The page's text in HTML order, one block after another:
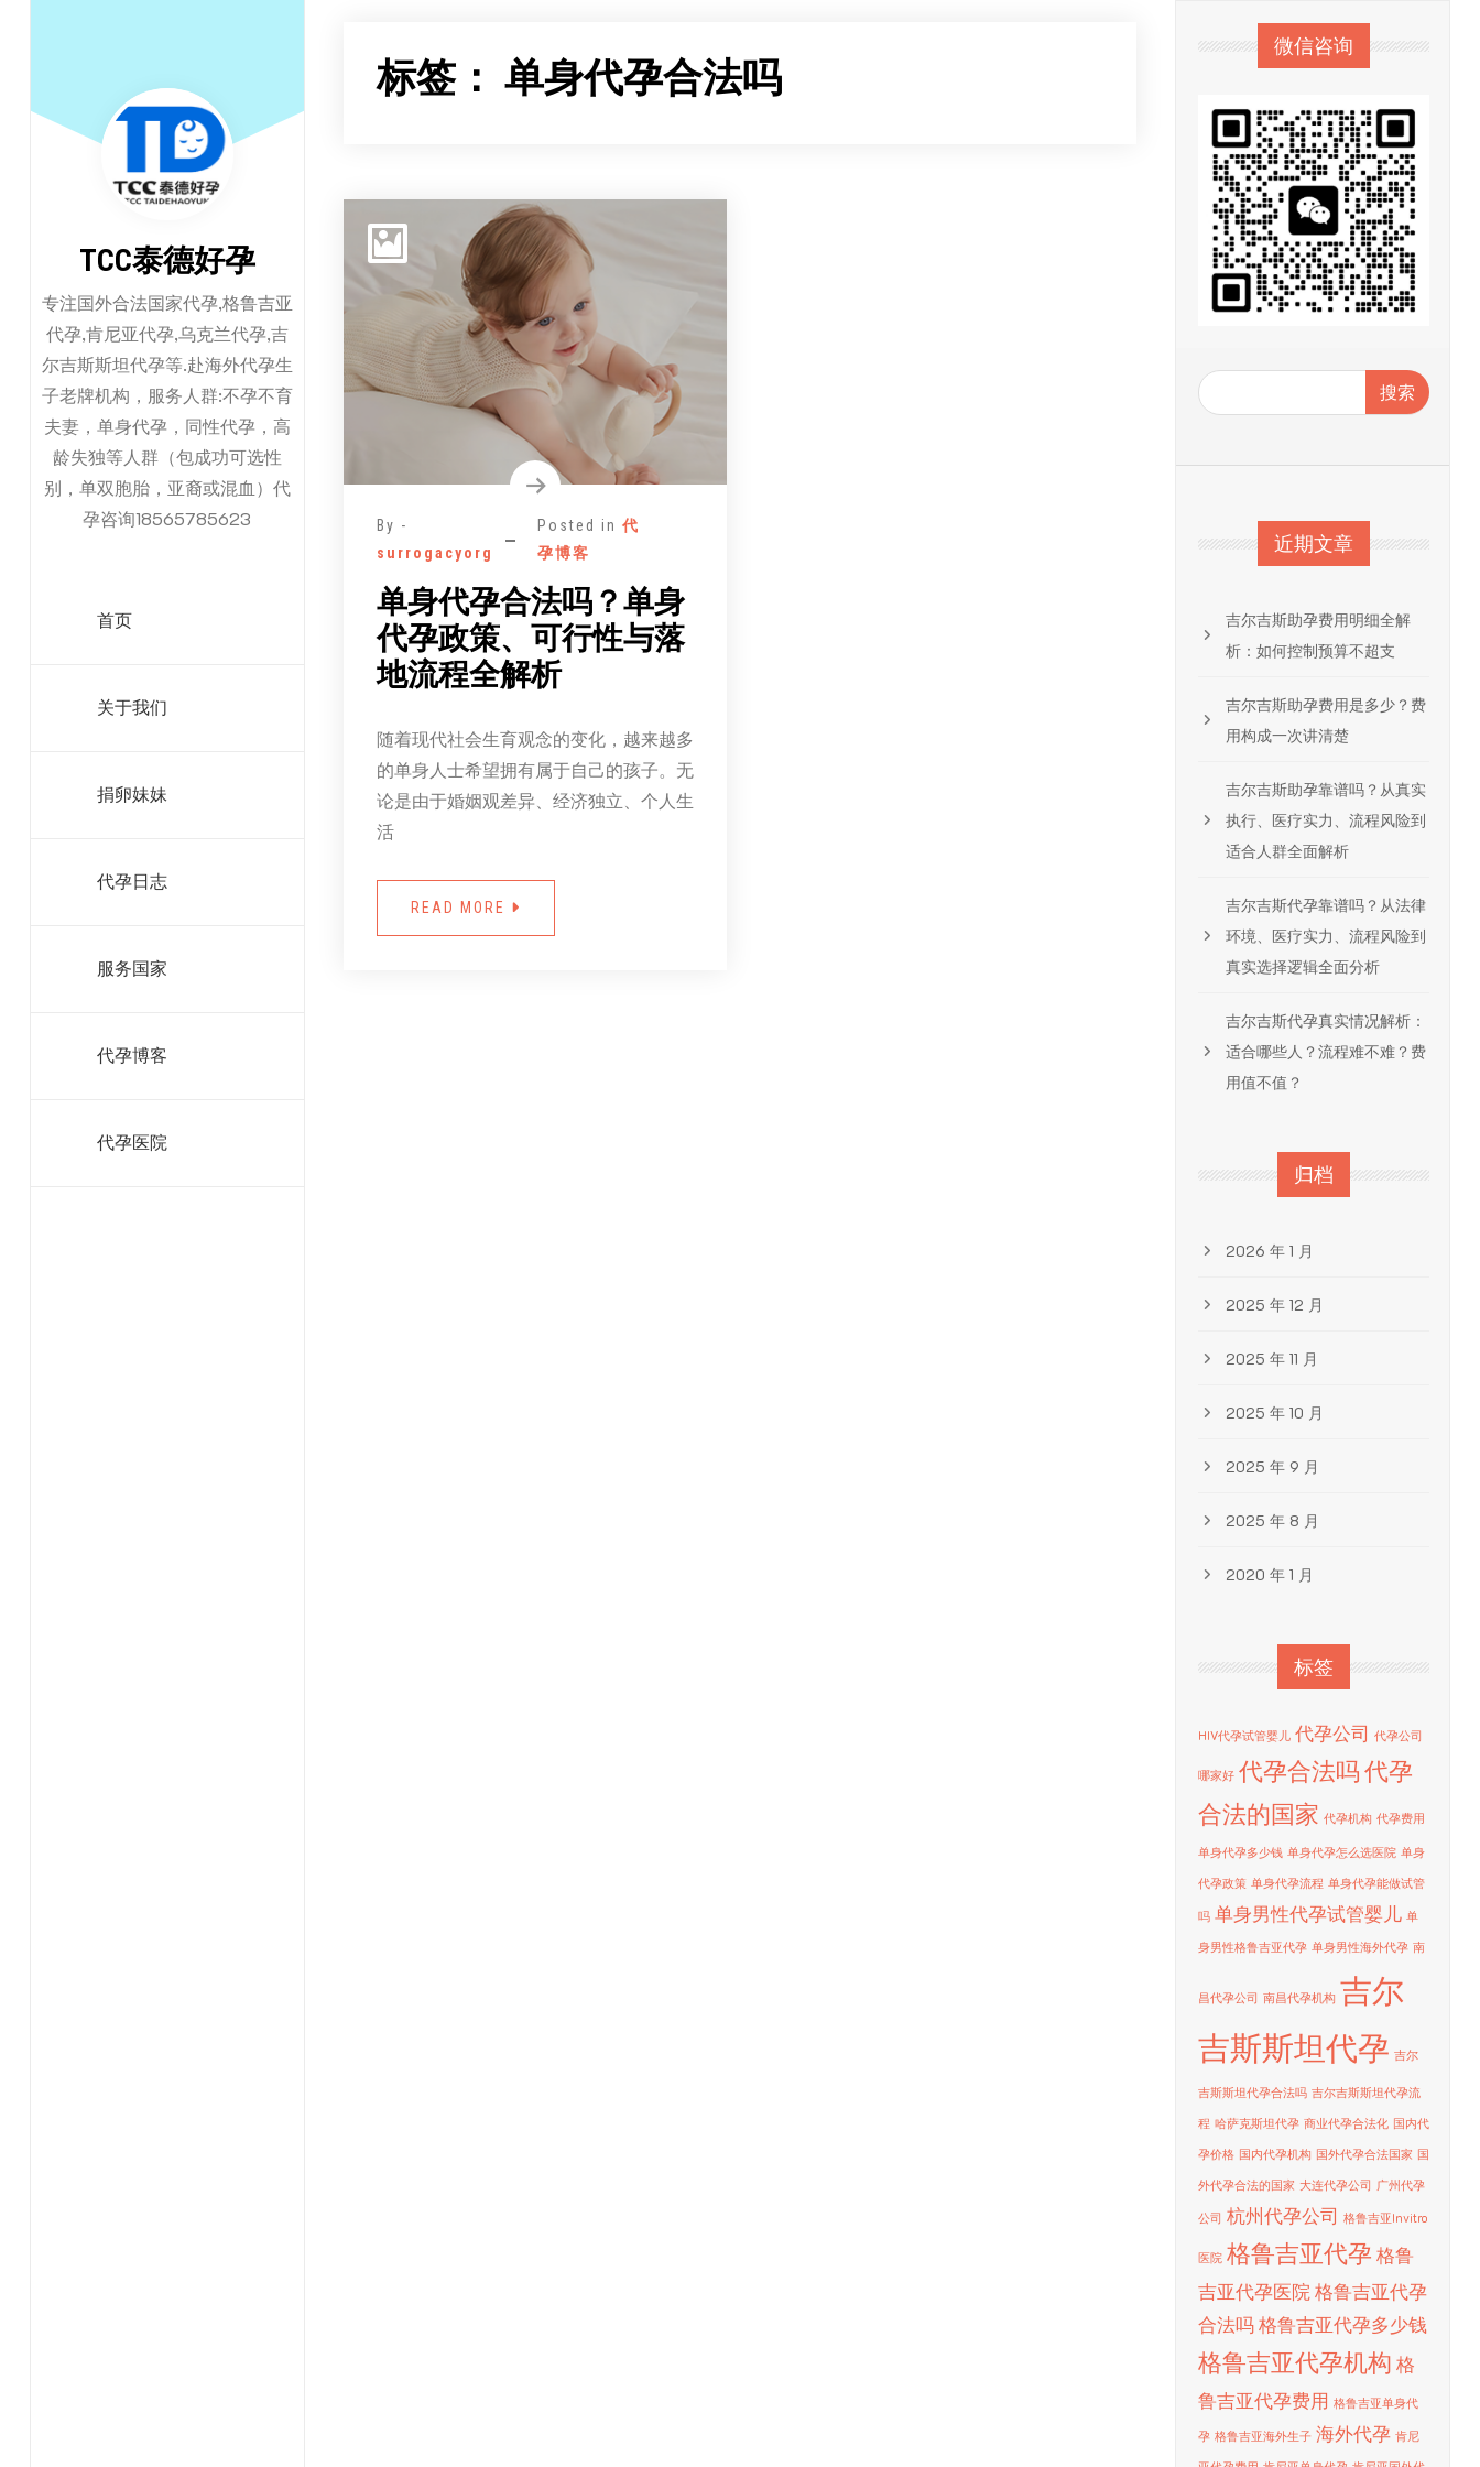
TCC泰德好孕
专注国外合法国家代孕,格鲁吉亚
代孕,肯尼亚代孕,乌克兰代孕,吉
尔吉斯斯坦代孕等.赴海外代孕生
子老牌机构，服务人群:不孕不育
夫妻，单身代孕，同性代孕，高
龄失独等人群（包成功可选性
别，单双胞胎，亚裔或混血）代
孕咨询18565785623
首页
关于我们
捐卵妹妹
代孕日志
服务国家
代孕博客
代孕医院
标签： 单身代孕合法吗
By -
surrogacyorg
Posted in 代
孕博客
单身代孕合法吗？单身
代孕政策、可行性与落
地流程全解析
随着现代社会生育观念的变化，越来越多
的单身人士希望拥有属于自己的孩子。无
论是由于婚姻观差异、经济独立、个人生
活
READ MORE
微信咨询
搜索
近期文章
吉尔吉斯助孕费用明细全解
析：如何控制预算不超支
吉尔吉斯助孕费用是多少？费
用构成一次讲清楚
吉尔吉斯助孕靠谱吗？从真实
执行、医疗实力、流程风险到
适合人群全面解析
吉尔吉斯代孕靠谱吗？从法律
环境、医疗实力、流程风险到
真实选择逻辑全面分析
吉尔吉斯代孕真实情况解析：
适合哪些人？流程难不难？费
用值不值？
归档
2026 年 1 月
2025 年 12 月
2025 年 11 月
2025 年 10 月
2025 年 9 月
2025 年 8 月
2020 年 1 月
标签
HIV代孕试管婴儿 代孕公司 代孕公司
哪家好 代孕合法吗代孕
合法的国家 代孕机构 代孕费用
单身代孕多少钱 单身代孕怎么选医院 单身
代孕政策 单身代孕流程 单身代孕能做试管
吗 单身男性代孕试管婴儿 单
身男性格鲁吉亚代孕 单身男性海外代孕 南
昌代孕公司 南昌代孕机构 吉尔
吉斯斯坦代孕 吉尔
吉斯斯坦代孕合法吗 吉尔吉斯斯坦代孕流
程 哈萨克斯坦代孕 商业代孕合法化 国内代
孕价格 国内代孕机构 国外代孕合法国家 国
外代孕合法的国家 大连代孕公司 广州代孕
公司 杭州代孕公司 格鲁吉亚Invitro
医院 格鲁吉亚代孕 格鲁
吉亚代孕医院 格鲁吉亚代孕
合法吗格鲁吉亚代孕多少钱
格鲁吉亚代孕机构 格
鲁吉亚代孕费用 格鲁吉亚单身代
孕 格鲁吉亚海外生子 海外代孕 肯尼